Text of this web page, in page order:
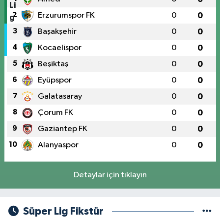
2 Erzurumspor FK 0 0
3 Başakşehir 0 0
4 Kocaelispor 0 0
5 Beşiktaş 0 0
6 Eyüpspor 0 0
7 Galatasaray 0 0
8 Çorum FK 0 0
9 Gaziantep FK 0 0
10 Alanyaspor 0 0
Detaylar için tıklayın
Süper Lig Fikstür